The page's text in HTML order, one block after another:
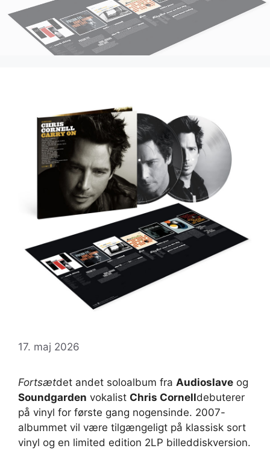
17. maj 2026
Fortsætdet andet soloalbum fra Audioslave og
Soundgarden vokalist Chris Cornelldebuterer
på vinyl for første gang nogensinde. 2007-
albummet vil være tilgængeligt på klassisk sort
vinyl og en limited edition 2LP billeddiskversion.